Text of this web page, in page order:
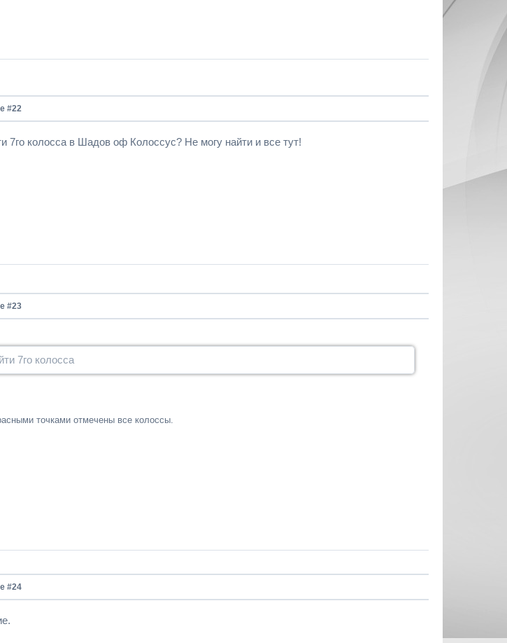
#22
7го колосса в Шадов оф Колоссус? Не могу найти и все тут!
#23
7го колосса
точками отмечены все колоссы.
#24